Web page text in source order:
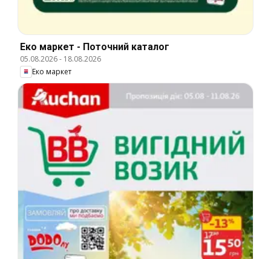
Еко маркет - Поточний каталог
05.08.2026- 18.08.2026
Еко маркет